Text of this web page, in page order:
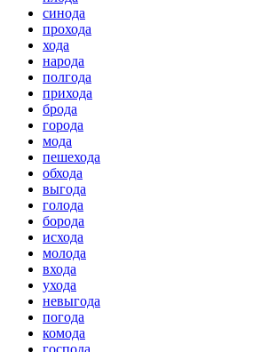
синода
прохода
хода
народа
полгода
прихода
брода
города
мода
пешехода
обхода
выгода
голода
борода
исхода
молода
входа
ухода
невыгода
погода
комода
господа